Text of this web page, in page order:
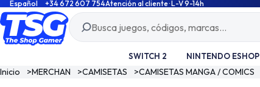
Español +34 672 607 754Atención al cliente · L-V 9-14h
SWITCH 2 NINTENDO ESHOP
Inicio >MERCHAN >CAMISETAS >CAMISETAS MANGA / COMICS